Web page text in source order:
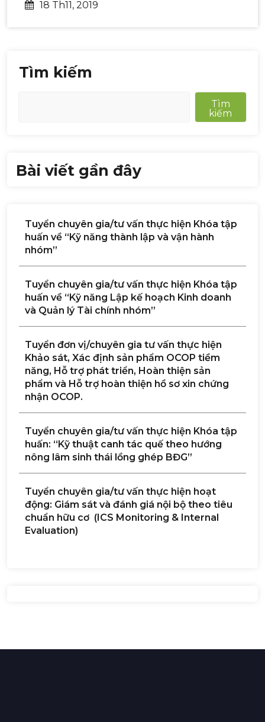
18 Th11, 2019
Tìm kiếm
Tìm
kiếm
Bài viết gần đây
Tuyển chuyên gia/tư vấn thực hiện Khóa tập
huấn về “Kỹ năng thành lập và vận hành
nhóm”
Tuyển chuyên gia/tư vấn thực hiện Khóa tập
huấn về “Kỹ năng Lập kế hoạch Kinh doanh
và Quản lý Tài chính nhóm”
Tuyển đơn vị/chuyên gia tư vấn thực hiện
Khảo sát, Xác định sản phẩm OCOP tiềm
năng, Hỗ trợ phát triển, Hoàn thiện sản
phẩm và Hỗ trợ hoàn thiện hồ sơ xin chứng
nhận OCOP.
Tuyển chuyên gia/tư vấn thực hiện Khóa tập
huấn: “Kỹ thuật canh tác quế theo hướng
nông lâm sinh thái lồng ghép BĐG”
Tuyển chuyên gia/tư vấn thực hiện hoạt
động: Giám sát và đánh giá nội bộ theo tiêu
chuẩn hữu cơ (ICS Monitoring & Internal
Evaluation)